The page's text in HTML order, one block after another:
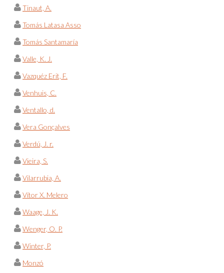
Tinaut, A.
Tomás Latasa Asso
Tomás Santamaría
Valle, K. J.
Vazquéz Erit, F.
Venhuis, C.
Ventallo, d.
Vera Gonçalves
Verdú, J. r.
Vieira, S.
Vilarrubia, A.
Vítor X. Melero
Waage, J. K.
Wenger, O. P.
Winter, P.
Monzó